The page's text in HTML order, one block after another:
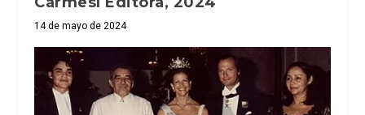
14 de mayo de 2024